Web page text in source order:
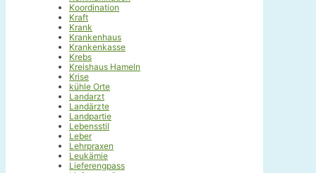
Koordination
Kraft
Krank
Krankenhaus
Krankenkasse
Krebs
Kreishaus Hameln
Krise
kühle Orte
Landarzt
Landärzte
Landpartie
Lebensstil
Leber
Lehrpraxen
Leukämie
Lieferengpass